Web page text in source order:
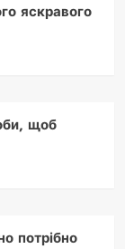
яскравого
щоб
потрібно